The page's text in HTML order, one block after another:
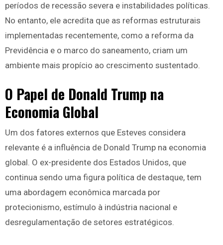
períodos de recessão severa e instabilidades políticas.
No entanto, ele acredita que as reformas estruturais
implementadas recentemente, como a reforma da
Previdência e o marco do saneamento, criam um
ambiente mais propício ao crescimento sustentado.
O Papel de Donald Trump na
Economia Global
Um dos fatores externos que Esteves considera
relevante é a influência de Donald Trump na economia
global. O ex-presidente dos Estados Unidos, que
continua sendo uma figura política de destaque, tem
uma abordagem econômica marcada por
protecionismo, estímulo à indústria nacional e
desregulamentação de setores estratégicos.